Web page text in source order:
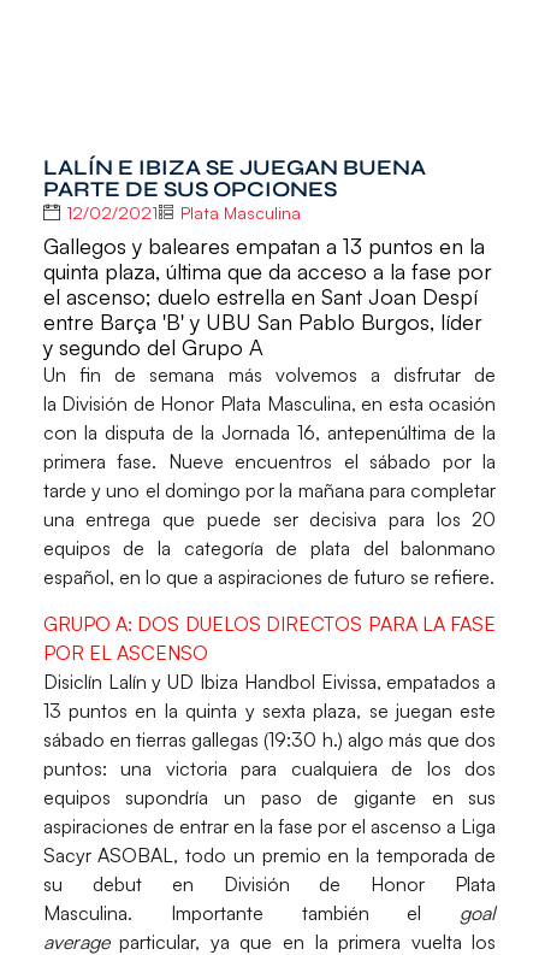
LALÍN E IBIZA SE JUEGAN BUENA
PARTE DE SUS OPCIONES
12/02/2021 Plata Masculina
Gallegos y baleares empatan a 13 puntos en la
quinta plaza, última que da acceso a la fase por
el ascenso; duelo estrella en Sant Joan Despí
entre Barça 'B' y UBU San Pablo Burgos, líder
y segundo del Grupo A
Un fin de semana más volvemos a disfrutar de
la División de Honor Plata Masculina, en esta ocasión
con la disputa de laJornada 16, antepenúltima de la
primera fase. Nueve encuentros el sábado por la
tarde y uno el domingo por la mañana para completar
una entrega que puede ser decisiva para los 20
equipos de la categoría de plata del balonmano
español, en lo que a aspiraciones de futuro se refiere.
GRUPO A: DOS DUELOS DIRECTOS PARA LA FASE
POR EL ASCENSO
Disiclín LalínyUD Ibiza Handbol Eivissa, empatados a
13 puntos en la quinta y sexta plaza, se juegan este
sábado en tierras gallegas (19:30 h.) algo más que dos
puntos: una victoria para cualquiera de los dos
equipos supondría un paso de gigante en sus
aspiraciones de entrar en la fase por el ascenso a Liga
Sacyr ASOBAL, todo un premio en la temporada de
su debut en División de Honor Plata
Masculina. Importante también el goal
averageparticular, ya que en la primera vuelta los